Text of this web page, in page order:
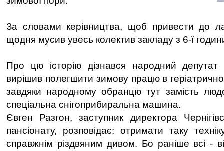
За словами керівництва, щоб привести до
щодня мусив увесь колектив закладу з 6-ї
Про цю історію дізнався народний
вирішив полегшити зимову працю в
завдяки народному обранцю тут замість
спеціальна снігоприбиральна машина.
Євген Разгон, заступник директора
пансіонату, розповідає: отримати таку
справжнім різдвяним дивом. Бо раніше всі -